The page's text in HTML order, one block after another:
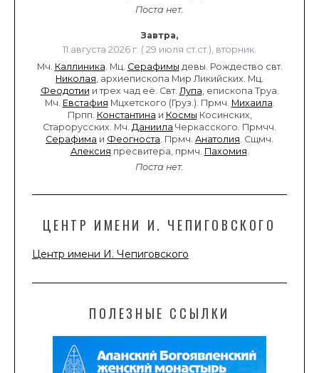
Поста нет.
Завтра,
11 августа 2026 г. ( 29 июля ст.ст.), вторник.
Мч. Каллиника . Мц. Серафимы девы. Рождество свт.
Николая , архиепископа Мир Ликийских. Мц.
Феодотии и трех чад её. Свт. Лупа , епископа Труа.
Мч. Евстафия Мцхетского (Груз.). Прмч. Михаила
Прпп. Константина и Космы Косинских,
Старорусских. Мч. Даниила Черкасского. Прмчч.
Серафима и Феогноста . Прмч. Анатолия . Сщмч.
Алексия пресвитера, прмч. Пахомия
Поста нет.
ЦЕНТР ИМЕНИ И. ЧЕПИГОВСКОГО
Центр имени И. Чепиговского
ПОЛЕЗНЫЕ ССЫЛКИ